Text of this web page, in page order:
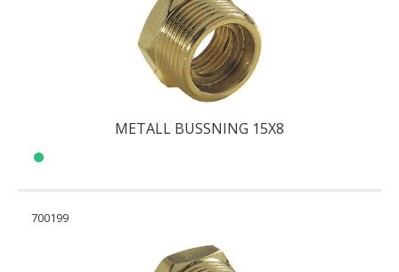
METALL BUSSNING 15X8
700199